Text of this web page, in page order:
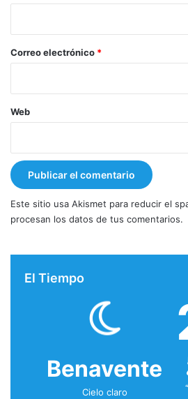
*
Correo electrónico *
Web
Este sitio usa Akismet para reducir el
procesan los datos de tus comentarios.
El Tiempo
Benavente
Cielo claro